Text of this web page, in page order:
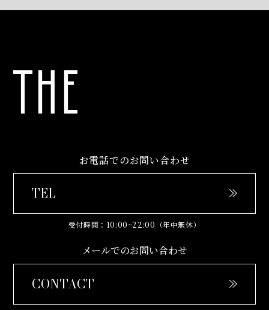
お電話でのお問い合わせ
TEL
受付時間： 10:00~22:00 （年中無休）
メールでのお問い合わせ
CONTACT